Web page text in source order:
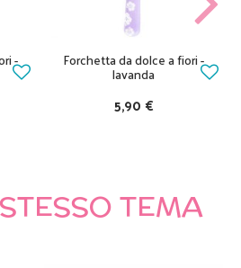
- Forchetta da dolce a fiori -
lavanda
5,90 €
TEMA